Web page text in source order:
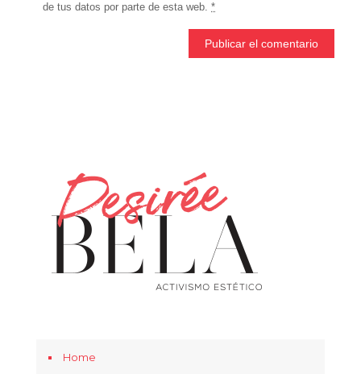
de tus datos por parte de esta web. *
Home